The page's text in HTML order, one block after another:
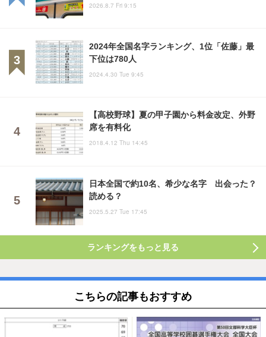
2026.8.7 Fri 9:15
2024年全国名字ランキング、1位「佐藤」最
下位は780人
2024.4.30 Tue 9:45
【高校野球】夏の甲子園から料金改定、外野
席を有料化
2018.4.12 Thu 14:45
日本全国で約10名、希少な名字 出会った？
読める？
2025.5.27 Tue 17:45
ランキングをもっと見る
こちらの記事もおすすめ